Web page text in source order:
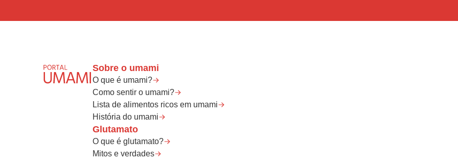
Sobre o umami
O que é umami?
Como sentir o umami?
Lista de alimentos ricos em umami
História do umami
Glutamato
O que é glutamato?
Mitos e verdades